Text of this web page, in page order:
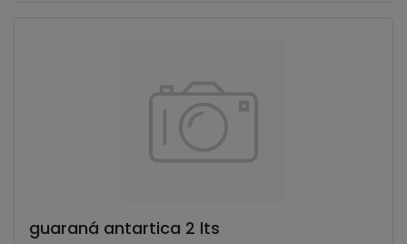
guaraná antartica 2 lts